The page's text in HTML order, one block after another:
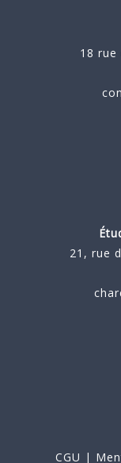
18 rue
21, rue
CGU |